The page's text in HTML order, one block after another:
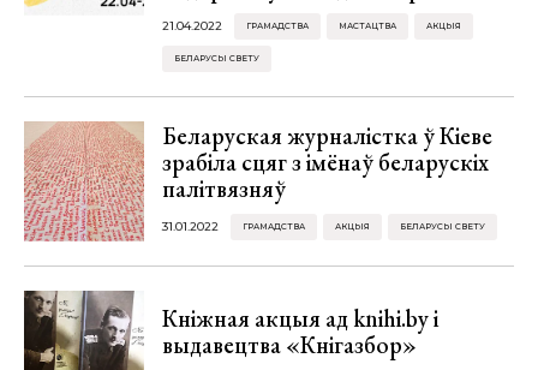
21.04.2022 ГРАМАДСТВА МАСТАЦТВА АКЦЫЯ
БЕЛАРУСЫ СВЕТУ
Беларуская журналістка ў Кіеве
зрабіла сцяг з імёнаў беларускіх
палітвязняў
31.01.2022 ГРАМАДСТВА АКЦЫЯ БЕЛАРУСЫ СВЕТУ
Кніжная акцыя ад knihi.by і
выдавецтва «Кнігазбор»